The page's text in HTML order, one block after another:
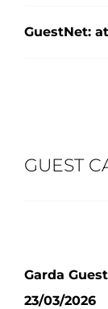
GuestNet:
GUEST
Garda
23/03/2026